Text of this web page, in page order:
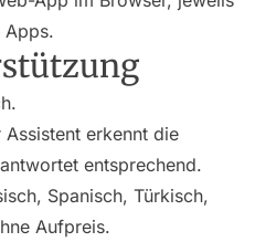
Apps.
erkennt die
entsprechend.
Spanisch, Türkisch,
Aufpreis.